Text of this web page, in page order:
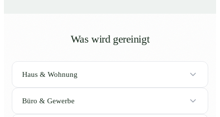
Was wird gereinigt
Haus & Wohnung
Büro & Gewerbe